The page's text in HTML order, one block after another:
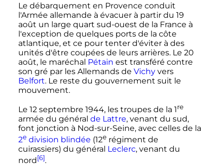
Le débarquement en Provence conduit
l'Armée allemande à évacuer à partir du 19
août un large quart sud-ouest de la France à
l'exception de quelques ports de la côte
atlantique, et ce pour tenter d'éviter à des
unités d'être coupées de leurs arrières. Le 20
août, le maréchal Pétain est transféré contre
son gré par les Allemands de Vichyvers
Belfort. Le reste du gouvernement suit le
mouvement.
Le 12 septembre 1944, les troupes de la 1re
armée du général de Lattre, venant du sud,
font jonction à Nod-sur-Seine, avec celles de la
2e division blindée (12e régiment de
cuirassiers) du général Leclerc, venant du
nord[6].